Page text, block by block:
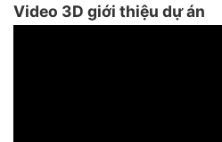
Video 3D giới thiệu dự án